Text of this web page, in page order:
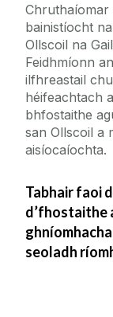
An tIonad
Lá
Clárlann
Daltaí
Chruthaíomar
bainistíocht
Ollscoil na
Feidhmíonn
ilfhreastail
héifeachtach
bhfostaithe
san Ollscoil a
aisíocaíochta.
Tabhair faoi
d’fhostaithe
seoladh